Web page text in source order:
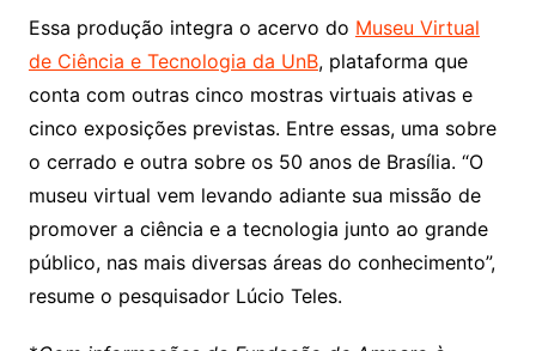
Essa produção integra o acervo do Museu Virtual
de Ciência e Tecnologia da UnB, plataforma que
conta com outras cinco mostras virtuais ativas e
cinco exposições previstas. Entre essas, uma sobre
o cerrado e outra sobre os 50 anos de Brasília. “O
museu virtual vem levando adiante sua missão de
promover a ciência e a tecnologia junto ao grande
público, nas mais diversas áreas do conhecimento”,
resume o pesquisador Lúcio Teles.